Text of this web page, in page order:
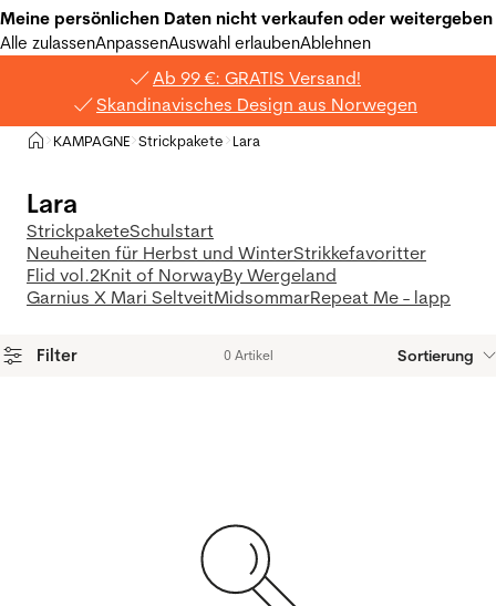
Meine persönlichen Daten nicht verkaufen oder weitergeben
Alle zulassenAnpassenAuswahl erlaubenAblehnen
Ab 99 €: GRATIS Versand!
Skandinavisches Design aus Norwegen
Privat
>KAMPAGNE >Strickpakete Lara
Lara
StrickpaketeSchulstart
Neuheiten für Herbst und WinterStrikkefavoritter
Flid vol.2Knit of NorwayBy Wergeland
Garnius X Mari SeltveitMidsommarRepeat Me - lapp
Filter 0 Artikel Sortierung